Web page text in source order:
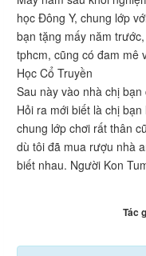
học Đông Y, chung lớp
bạn tặng mấy năm
tphcm, cũng có đam mê
Học Cổ Truyền
Sau này vào nhà chị
Hỏi ra mới biết là chị
chung lớp chơi rất thân
dù tôi đã mua rượu nhà
biết nhau. Người Kon
Tác